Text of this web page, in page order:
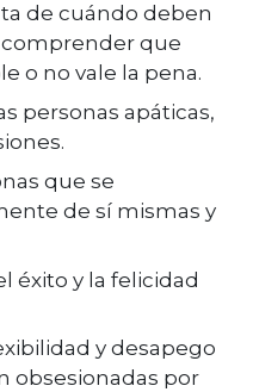
de cuándo deben
comprender que
o no vale la pena.
personas apáticas,
que se
de sí mismas y
éxito y la felicidad
y desapego
obsesionadas por